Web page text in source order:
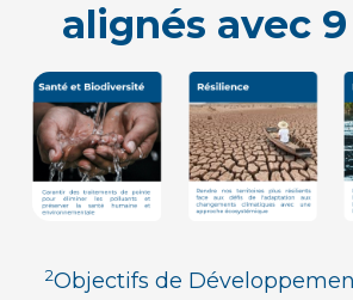
alignés avec
2Objectifs de